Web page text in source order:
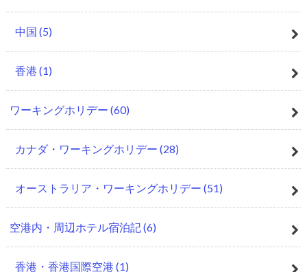
中国 (5)
香港 (1)
ワーキングホリデー (60)
カナダ・ワーキングホリデー (28)
オーストラリア・ワーキングホリデー (51)
空港内・周辺ホテル宿泊記(6)
香港・香港国際空港 (1)